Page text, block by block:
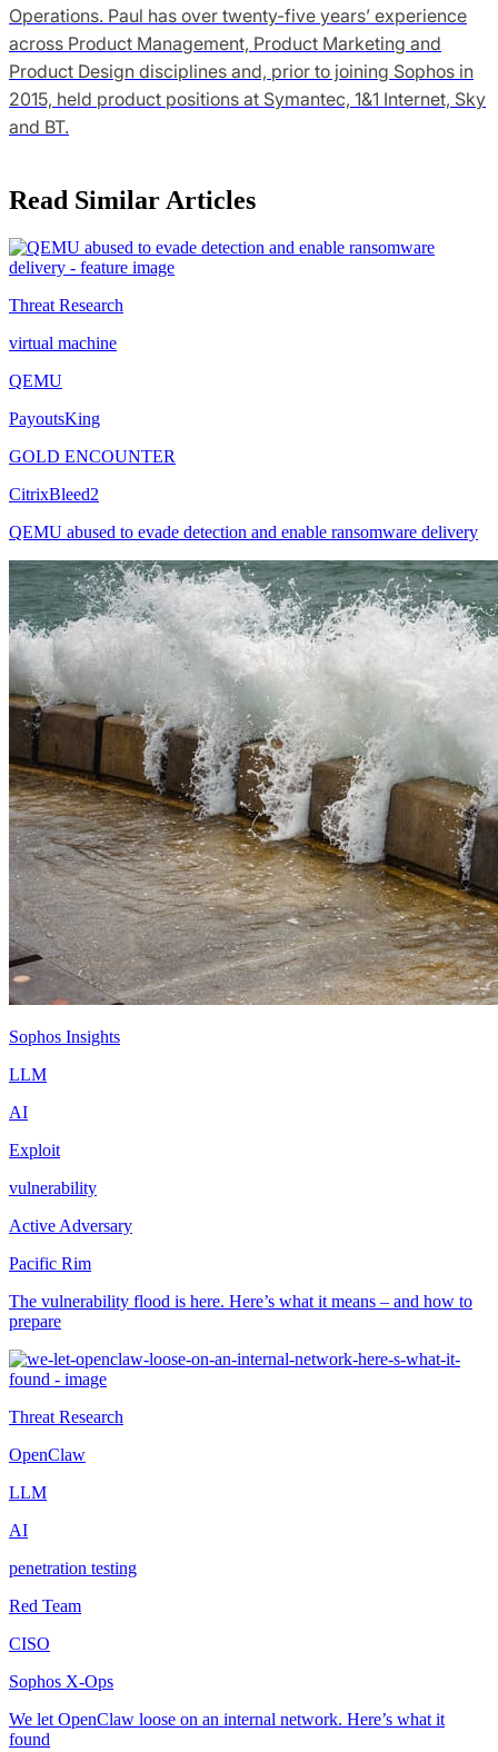
Operations. Paul has over twenty-five years’ experience
across Product Management, Product Marketing and
Product Design disciplines and, prior to joining Sophos in
2015, held product positions at Symantec, 1&1 Internet, Sky
and BT.
Read Similar Articles
Threat Research
virtual machine
QEMU
PayoutsKing
GOLD ENCOUNTER
CitrixBleed2
QEMU abused to evade detection and enable ransomware delivery
Sophos Insights
LLM
AI
Exploit
vulnerability
Active Adversary
Pacific Rim
The vulnerability flood is here. Here’s what it means – and how to
prepare
Threat Research
OpenClaw
LLM
AI
penetration testing
Red Team
CISO
Sophos X-Ops
We let OpenClaw loose on an internal network. Here’s what it
found